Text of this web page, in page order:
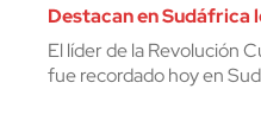
Destacan en Sudáfrica
El líder de la Revolución
fue recordado hoy en